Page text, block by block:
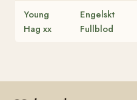
Young
Hag xx
Engelskt
Fullblod